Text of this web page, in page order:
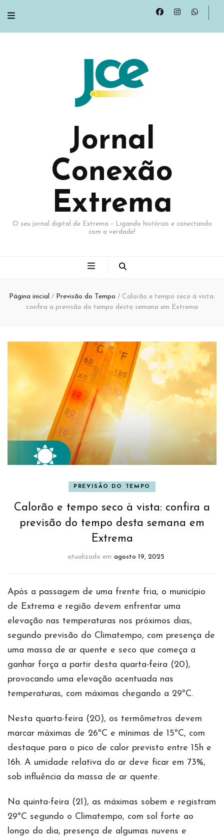
Jornal
Conexão
Extrema
O seu jornal digital de Extrema – Ligando histórias e conectando
com a verdade!
Página inicial / Previsão do Tempo / Calorão e tempo seco à vista:
confira a previsão do tempo desta semana em Extrema
PREVISÃO DO TEMPO
Calorão e tempo seco à vista: confira a
previsão do tempo desta semana em
Extrema
atualizado em agosto 19, 2025
Após a passagem de uma frente fria, o município
de Extrema e região devem enfrentar uma
elevação nas temperaturas nos próximos dias,
segundo previsão do Climatempo, com presença de
uma massa de ar quente e seco que começa a
ganhar força a partir desta quarta-feira (20),
provocando uma elevação acentuada nas
temperaturas, com máximas chegando a 29ºC.
Nesta quarta-feira (20), os termômetros devem
marcar máximas de 26ºC e mínimas de 15ºC, com
destaque para o pico de calor previsto entre 15h e
16h. A umidade relativa do ar deve ficar em 73%,
sob influência da massa de ar quente.
Na quinta-feira (21), as máximas sobem e registram
29ºC segundo o Climatempo, com sol forte ao
longo do dia, presença de algumas nuvens e